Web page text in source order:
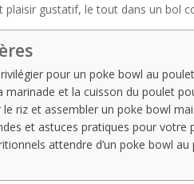
plaisir gustatif, le tout dans un bol
pour un poke bowl au
marinade et la cuisson du poulet
riz et assembler un poke bowl
et astuces pratiques pour votre
attendre d’un poke bowl au